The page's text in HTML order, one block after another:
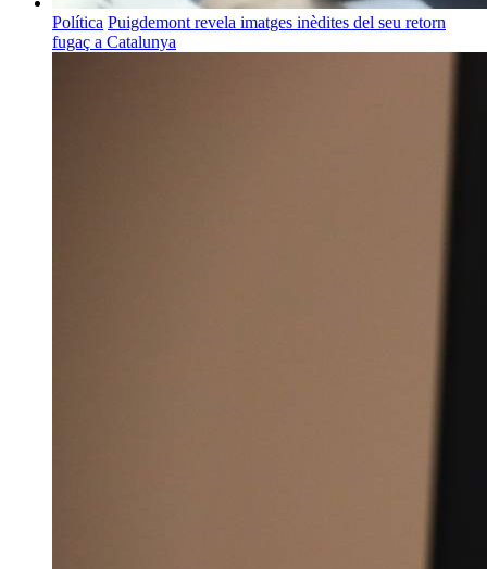
Política Puigdemont revela imatges inèdites del seu retorn
fugaç a Catalunya